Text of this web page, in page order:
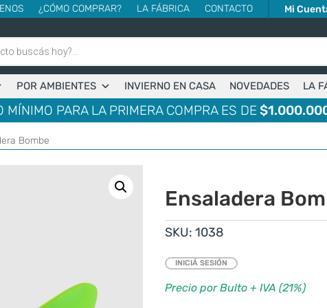
¿CÓMO COMPRAR? LA FÁBRICA CONTACTO Mi
POR AMBIENTES INVIERNO EN CASA NOVEDADES LA
MÍNIMO PARA LA PRIMERA COMPRA ES DE
Bombe
Ensaladera
SKU:1038
INICIÁ SESIÓN
Precio por Bulto + IVA (21%)